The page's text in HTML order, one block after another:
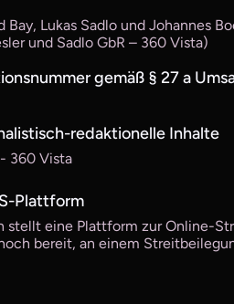
Lukas Sadlo und Johannes
und Sadlo GbR – 360 Vista)
gemäß § 27 a
redaktionelle Inhalte
360 Vista
Plattform
stellt eine Plattform zur Online-
bereit, an einem